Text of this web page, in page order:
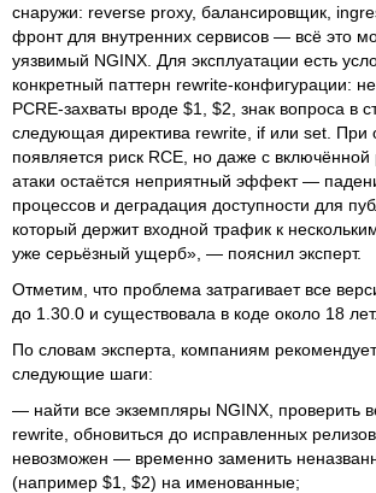
снаружи: reverse proxy, балансировщик,
фронт для внутренних сервисов — всё это
уязвимый NGINX. Для эксплуатации есть
конкретный паттерн rewrite-конфигурации:
PCRE-захваты вроде $1, $2, знак вопроса в
следующая директива rewrite, if или set. При
появляется риск RCE, но даже с
атаки остаётся неприятный эффект —
процессов и деградация доступности для
который держит входной трафик к
уже серьёзный ущерб», — пояснил эксперт.
Отметим, что проблема затрагивает все
до 1.30.0 и существовала в коде около 18 лет.
По словам эксперта, компаниям
следующие шаги:
— найти все экземпляры NGINX, проверить
rewrite, обновиться до исправленных
невозможен — временно заменить
(например $1, $2) на именованные;